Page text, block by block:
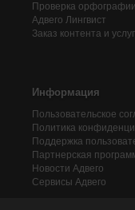
Проверка орфографии
Адвего Лингвист
Заказ контента и услуг
Информация
Пользовательское
Политика
Поддержка
Партнерская
Новости Адвего
Сервисы Адвего